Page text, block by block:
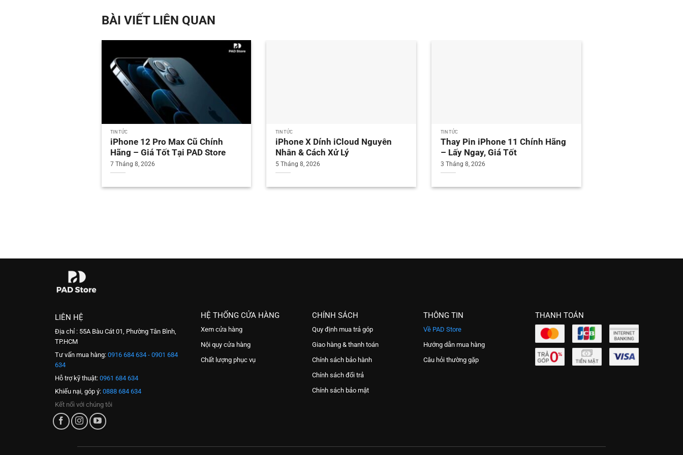
BÀI VIẾT LIÊN QUAN
TIN TỨC
iPhone 12 Pro Max Cũ Chính
Hãng – Giá Tốt Tại PAD Store
7 Tháng 8, 2026
TIN TỨC
iPhone X Dính iCloud Nguyên
Nhân & Cách Xử Lý
5 Tháng 8, 2026
TIN TỨC
Thay Pin iPhone 11 Chính Hãng
– Lấy Ngay, Giá Tốt
3 Tháng 8, 2026
LIÊN HỆ
Địa chỉ : 55A Bàu Cát 01, Phường Tân Bình,
TP.HCM
Tư vấn mua hàng: 0916 684 634 - 0901 684
634
Hỗ trợ kỹ thuật: 0961 684 634
Khiếu nại, góp ý: 0888 684 634
Kết nối với chúng tôi
HỆ THỐNG CỬA HÀNG
Xem cửa hàng
Nội quy cửa hàng
Chất lượng phục vụ
CHÍNH SÁCH
Quy định mua trả góp
Giao hàng & thanh toán
Chính sách bảo hành
Chính sách đổi trả
Chính sách bảo mật
THÔNG TIN
Về PAD Store
Hướng dẫn mua hàng
Câu hỏi thường gặp
THANH TOÁN